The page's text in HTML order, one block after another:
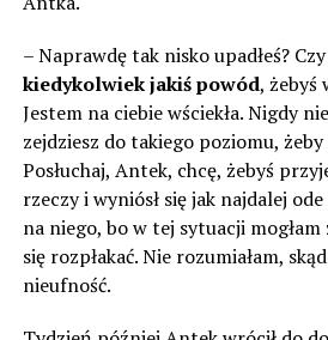
– Naprawdę tak nisko upadłeś? Czy
kiedykolwiek jakiś powód, żebyś
Jestem na ciebie wściekła. Nigdy
zejdziesz do takiego poziomu,
Posłuchaj, Antek, chcę, żebyś
rzeczy i wyniósł się jak najdalej
na niego, bo w tej sytuacji
się rozpłakać. Nie rozumiałam,
nieufność.